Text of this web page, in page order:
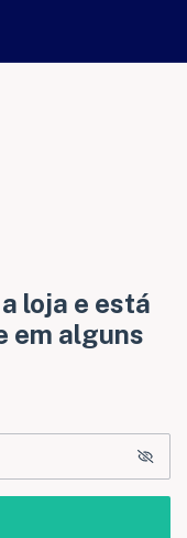
loja e está
em alguns